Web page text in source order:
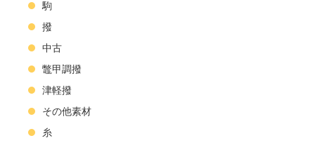
駒
撥
中古
鼈甲調撥
津軽撥
その他素材
糸